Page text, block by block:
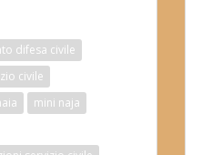
difesa civile
civile
mini naja